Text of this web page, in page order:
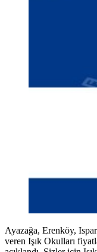
Ayazağa, Erenköy,
veren Işık Okulları